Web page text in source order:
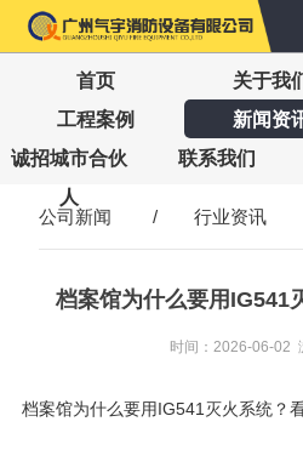
首页 关于我
工程案例
新闻资
诚招城市合伙
人
联系我们
公司新闻 / 行业资讯
档案馆为什么要用IG541
时间：2026-06-02
档案馆为什么要用IG541灭火系统？